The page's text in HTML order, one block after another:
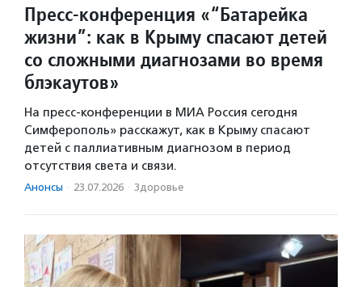
Пресс-конференция «“Батарейка
жизни”: как в Крыму спасают детей
со сложными диагнозами во время
блэкаутов»
На пресс-конференции в МИА Россия сегодня
Симферополь» расскажут, как в Крыму спасают
детей с паллиативным диагнозом в период
отсутствия света и связи.
Анонсы · 23.07.2026 · Здоровье